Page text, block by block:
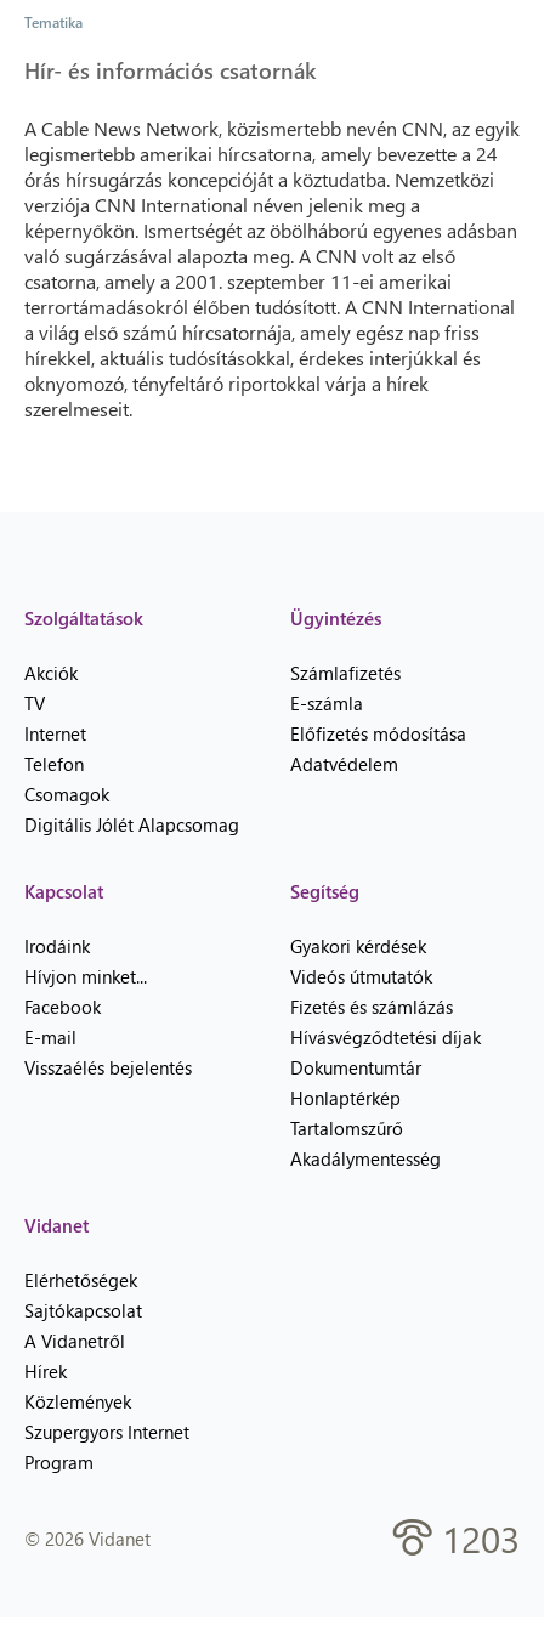
Tematika
Hír- és információs csatornák
A Cable News Network, közismertebb nevén CNN, az egyik
legismertebb amerikai hírcsatorna, amely bevezette a 24
órás hírsugárzás koncepcióját a köztudatba. Nemzetközi
verziója CNN International néven jelenik meg a
képernyőkön. Ismertségét az öbölháború egyenes adásban
való sugárzásával alapozta meg. A CNN volt az első
csatorna, amely a 2001. szeptember 11-ei amerikai
terrortámadásokról élőben tudósított. A CNN International
a világ első számú hírcsatornája, amely egész nap friss
hírekkel, aktuális tudósításokkal, érdekes interjúkkal és
oknyomozó, tényfeltáró riportokkal várja a hírek
szerelmeseit.
Szolgáltatások
Akciók
TV
Internet
Telefon
Csomagok
Digitális Jólét Alapcsomag
Ügyintézés
Számlafizetés
E-számla
Előfizetés módosítása
Adatvédelem
Kapcsolat
Irodáink
Hívjon minket...
Facebook
E-mail
Visszaélés bejelentés
Segítség
Gyakori kérdések
Videós útmutatók
Fizetés és számlázás
Hívásvégződtetési díjak
Dokumentumtár
Honlaptérkép
Tartalomszűrő
Akadálymentesség
Vidanet
Elérhetőségek
Sajtókapcsolat
A Vidanetről
Hírek
Közlemények
Szupergyors Internet
Program
© 2026 Vidanet 1203